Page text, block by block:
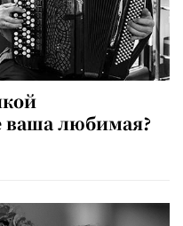
ваша любимая?